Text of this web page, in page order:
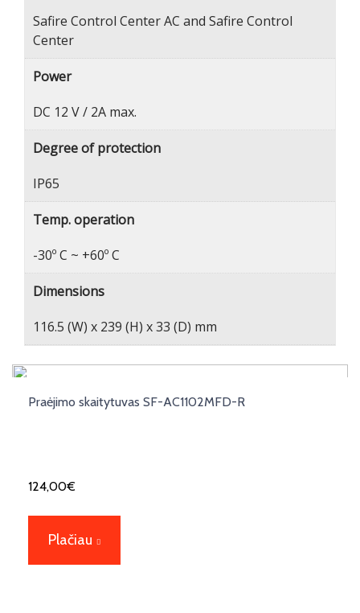
Safire Control Center AC and Safire Control
Center
Power
DC 12 V / 2A max.
Degree of protection
IP65
Temp. operation
-30º C ~ +60º C
Dimensions
116.5 (W) x 239 (H) x 33 (D) mm
Praėjimo skaitytuvas SF-AC1102MFD-R
124,00€
Plačiau